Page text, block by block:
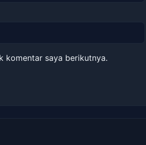
komentar saya berikutnya.